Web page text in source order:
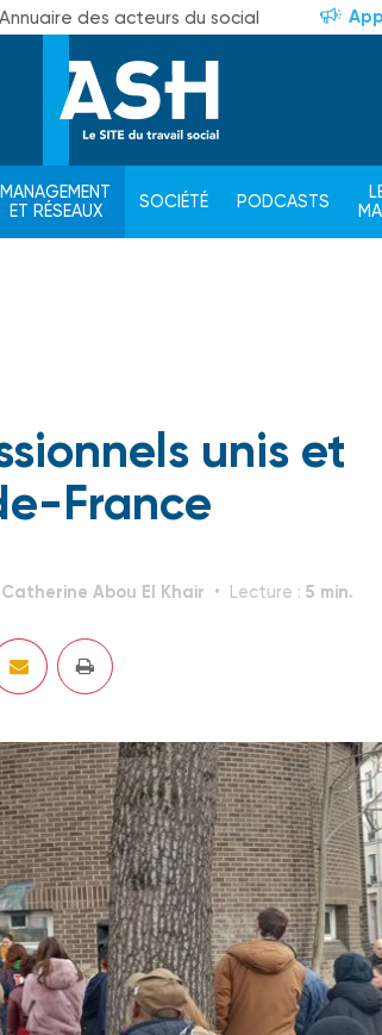
Annuaire des acteurs du social
MANAGEMENT
ET RÉSEAUX
SOCIÉTÉ PODCASTS
unis et
France
Catherine Abou El Khair Lecture : 5 min.